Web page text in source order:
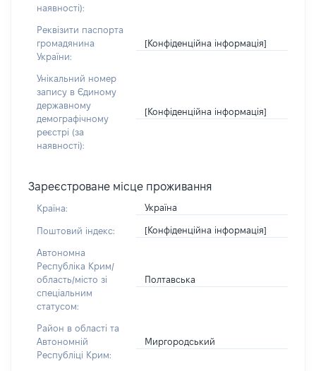
наявності):
Реквізити паспорта
громадянина
України:
[Конфіденційна інформація]
Унікальний номер
запису в Єдиному
державному
демографічному
реєстрі (за
наявності):
[Конфіденційна інформація]
Зареєстроване місце проживання
Країна: Україна
Поштовий індекс: [Конфіденційна інформація]
Автономна
Республіка Крим/
область/місто зі
спеціальним
статусом:
Полтавська
Район в області та
Автономній
Республіці Крим:
Миргородський